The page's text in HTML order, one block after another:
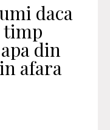
daca
timp
din
afara